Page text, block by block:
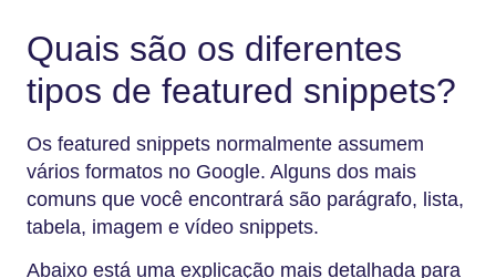
Quais são os diferentes
tipos de featured snippets?
Os featured snippets normalmente assumem
vários formatos no Google. Alguns dos mais
comuns que você encontrará são parágrafo, lista,
tabela, imagem e vídeo snippets.
Abaixo está uma explicação mais detalhada para